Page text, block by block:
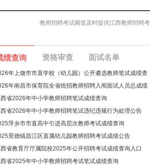
教师招聘考试频道及时提供江西教师招聘
绩查询 资格审查 面试名单
年上饶市市直学校（幼儿园）公开遴选教师笔试成绩查
年南昌市保育院全省统招教师招聘入闱面试人员总成绩
省2026年中小学教师招聘笔试成绩查询
省2026年中小学教师招聘笔试违纪违规行为处理公告
萍乡市市直高中引进高层次教师考试成绩查询
景德镇昌江区直属幼儿园教师招聘考试成绩公告
省教育厅厅属院校2025年公开招聘考试成绩查询入口
省2025年中小学教师招聘考试笔试成绩查询